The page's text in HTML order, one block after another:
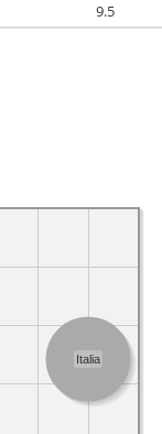
9.5
Italia